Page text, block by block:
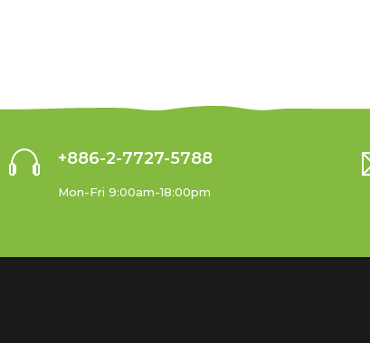
+886-2-7727-5788
Mon-Fri 9:00am-18:00pm